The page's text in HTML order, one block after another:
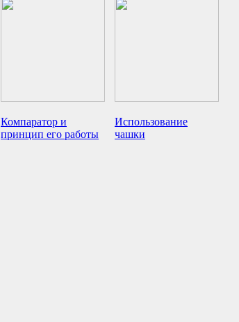
Компаратор и
принцип его работы
Использование
чашки